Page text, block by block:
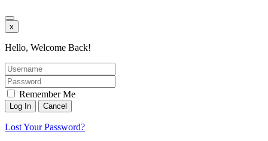
x
Hello, Welcome Back!
Remember Me
Lost Your Password?